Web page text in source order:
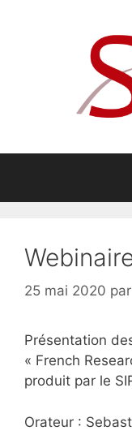
25 mai 2020 par
Présentation
« French
produit par le
Orateur :